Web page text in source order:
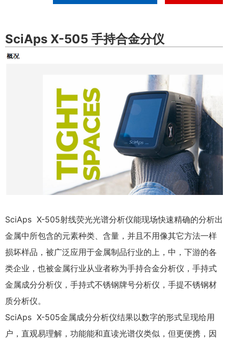
SciAps X-505 手持合金分仪
SciAps X-505射线荧光光谱分析仪能现场快速精确的分析出
金属中所包含的元素种类、含量，并且不用像其它方法一样
损坏样品，被广泛应用于金属制品行业的上，中，下游的各
类企业，也被金属行业从业者称为手持合金分析仪，手持式
金属成分分析仪，手持式不锈钢牌号分析仪，手提不锈钢材
质分析仪。
SciAps X-505金属成分分析仪结果以数字的形式呈现给用
户，直观易理解，功能能和直读光谱仪类似，但更便携，因